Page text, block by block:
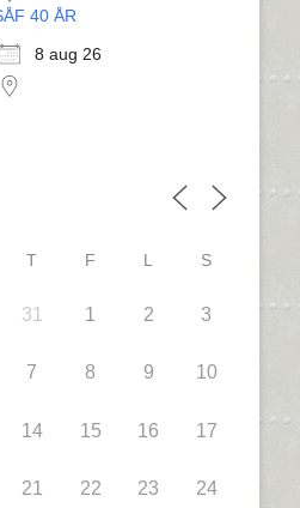
40 ÅR
8 aug 26
T F L S
31 1 2 3
7 8 9 10
14 15 16 17
21 22 23 24